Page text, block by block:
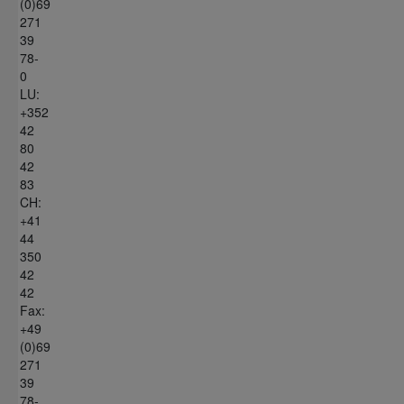
271
39
78-
0
LU:
+352
42
80
42
83
CH:
+41
44
350
42
42
Fax:
+49
(0)69
271
39
78-